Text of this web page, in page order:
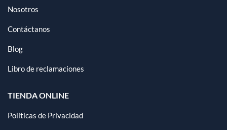
Nosotros
Contáctanos
Blog
Libro de reclamaciones
TIENDA ONLINE
Políticas de Privacidad